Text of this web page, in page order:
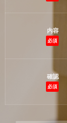
内容
必須
確認
必須